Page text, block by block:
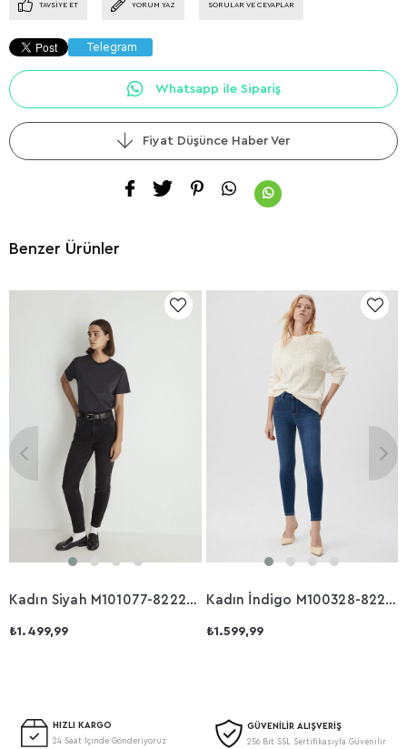
TAVSIYE ET YORUM YAZ SORULAR VE CEVAPLAR
Telegram
Whatsapp ile Sipariş
Fiyat Düşünce Haber Ver
Benzer Ürünler
Kadın Siyah M101077-82224 Star Mom Jeans
₺1.499,99
Kadın İndigo M100328-82232 Tess Pantolon
₺1.599,99
HIZLI KARGO
24 Saat İçinde Gönderiyoruz
GÜVENİLİR ALIŞVERİŞ
256 Bit SSL Sertifikasıyla Güvenilir